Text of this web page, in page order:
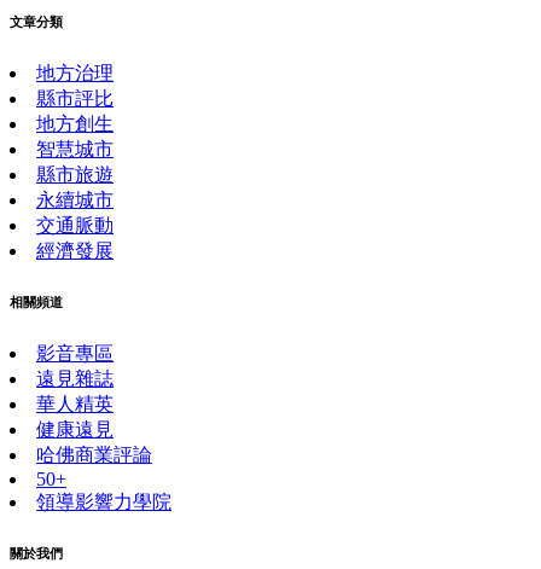
文章分類
地方治理
縣市評比
地方創生
智慧城市
縣市旅遊
永續城市
交通脈動
經濟發展
相關頻道
影音專區
遠見雜誌
華人精英
健康遠見
哈佛商業評論
50+
領導影響力學院
關於我們